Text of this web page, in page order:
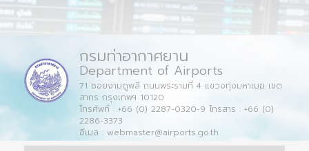
กรมท่าอากาศยาน
Department of Airports
71 ซอยงามดูพลี ถนนพระรามที่ 4 แขวงทุ่งมหาเมฆ เขต
สาทร กรุงเทพฯ 10120
โทรศัพท์ : +66 (0) 2287-0320-9 โทรสาร : +66 (0)
2286-3373
อีเมล : webmaster@airports.go.th